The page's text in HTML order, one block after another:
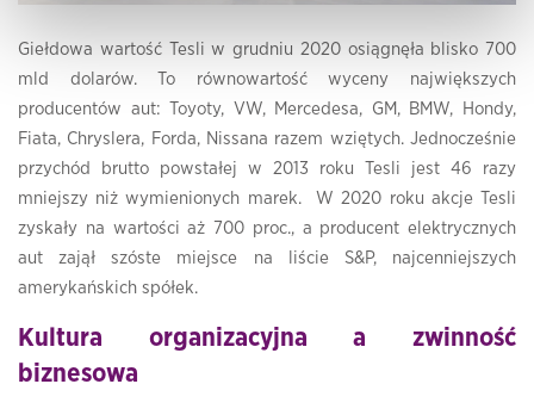
Giełdowa wartość Tesli w grudniu 2020 osiągnęła blisko 700
mld dolarów. To równowartość wyceny największych
producentów aut: Toyoty, VW, Mercedesa, GM, BMW, Hondy,
Fiata, Chryslera, Forda, Nissana razem wziętych. Jednocześnie
przychód brutto powstałej w 2013 roku Tesli jest 46 razy
mniejszy niż wymienionych marek. W 2020 roku akcje Tesli
zyskały na wartości aż 700 proc., a producent elektrycznych
aut zajął szóste miejsce na liście S&P, najcenniejszych
amerykańskich spółek.
Kultura organizacyjna a zwinność
biznesowa